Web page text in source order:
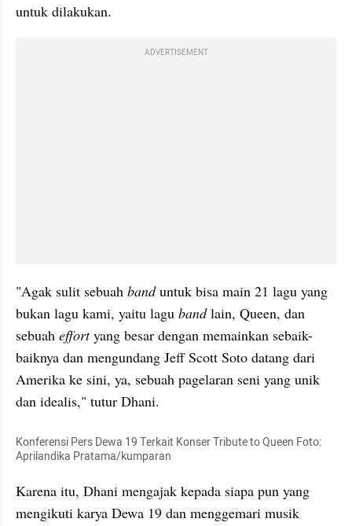
untuk dilakukan.
ADVERTISEMENT
"Agak sulit sebuah band untuk bisa main 21 lagu yang
bukan lagu kami, yaitu lagu band lain, Queen, dan
sebuah effort yang besar dengan memainkan sebaik-
baiknya dan mengundang Jeff Scott Soto datang dari
Amerika ke sini, ya, sebuah pagelaran seni yang unik
dan idealis," tutur Dhani.
Konferensi Pers Dewa 19 Terkait Konser Tribute to Queen Foto:
Aprilandika Pratama/kumparan
Karena itu, Dhani mengajak kepada siapa pun yang
mengikuti karya Dewa 19 dan menggemari musik